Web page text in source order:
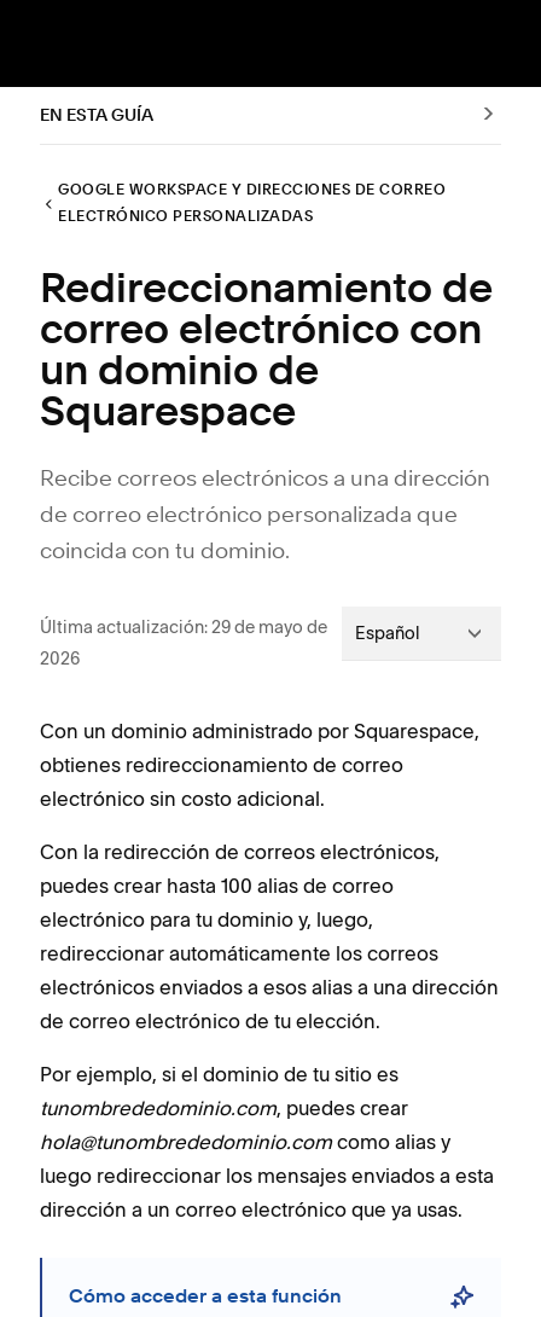
EN ESTA GUÍA
GOOGLE WORKSPACE Y DIRECCIONES DE CORREO
ELECTRÓNICO PERSONALIZADAS
Redireccionamiento de
correo electrónico con
un dominio de
Squarespace
Recibe correos electrónicos a una dirección
de correo electrónico personalizada que
coincida con tu dominio.
Última actualización: 29 de mayo de
2026
Español
Con un dominio administrado por Squarespace,
obtienes redireccionamiento de correo
electrónico sin costo adicional.
Con la redirección de correos electrónicos,
puedes crear hasta 100 alias de correo
electrónico para tu dominio y, luego,
redireccionar automáticamente los correos
electrónicos enviados a esos alias a una dirección
de correo electrónico de tu elección.
Por ejemplo, si el dominio de tu sitio es
tunombrededominio.com, puedes crear
hola@tunombrededominio.comcomo alias y
luego redireccionar los mensajes enviados a esta
dirección a un correo electrónico que ya usas.
Cómo acceder a esta función